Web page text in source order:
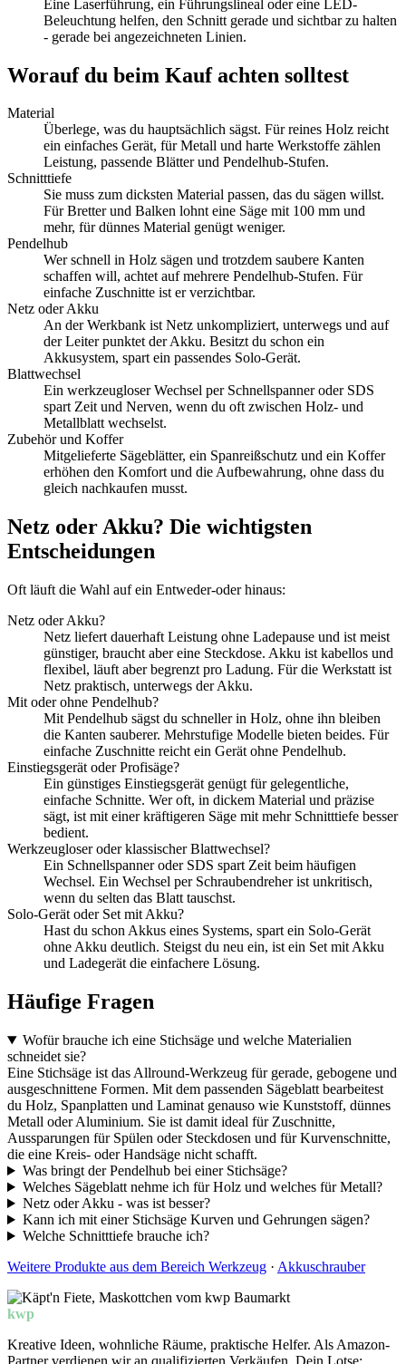
Eine Laserführung, ein Führungslineal oder eine LED-
Beleuchtung helfen, den Schnitt gerade und sichtbar zu halten
- gerade bei angezeichneten Linien.
Worauf du beim Kauf achten solltest
Material
Überlege, was du hauptsächlich sägst. Für reines Holz reicht
ein einfaches Gerät, für Metall und harte Werkstoffe zählen
Leistung, passende Blätter und Pendelhub-Stufen.
Schnitttiefe
Sie muss zum dicksten Material passen, das du sägen willst.
Für Bretter und Balken lohnt eine Säge mit 100 mm und
mehr, für dünnes Material genügt weniger.
Pendelhub
Wer schnell in Holz sägen und trotzdem saubere Kanten
schaffen will, achtet auf mehrere Pendelhub-Stufen. Für
einfache Zuschnitte ist er verzichtbar.
Netz oder Akku
An der Werkbank ist Netz unkompliziert, unterwegs und auf
der Leiter punktet der Akku. Besitzt du schon ein
Akkusystem, spart ein passendes Solo-Gerät.
Blattwechsel
Ein werkzeugloser Wechsel per Schnellspanner oder SDS
spart Zeit und Nerven, wenn du oft zwischen Holz- und
Metallblatt wechselst.
Zubehör und Koffer
Mitgelieferte Sägeblätter, ein Spanreißschutz und ein Koffer
erhöhen den Komfort und die Aufbewahrung, ohne dass du
gleich nachkaufen musst.
Netz oder Akku? Die wichtigsten
Entscheidungen
Oft läuft die Wahl auf ein Entweder-oder hinaus:
Netz oder Akku?
Netz liefert dauerhaft Leistung ohne Ladepause und ist meist
günstiger, braucht aber eine Steckdose. Akku ist kabellos und
flexibel, läuft aber begrenzt pro Ladung. Für die Werkstatt ist
Netz praktisch, unterwegs der Akku.
Mit oder ohne Pendelhub?
Mit Pendelhub sägst du schneller in Holz, ohne ihn bleiben
die Kanten sauberer. Mehrstufige Modelle bieten beides. Für
einfache Zuschnitte reicht ein Gerät ohne Pendelhub.
Einstiegsgerät oder Profisäge?
Ein günstiges Einstiegsgerät genügt für gelegentliche,
einfache Schnitte. Wer oft, in dickem Material und präzise
sägt, ist mit einer kräftigeren Säge mit mehr Schnitttiefe besser
bedient.
Werkzeugloser oder klassischer Blattwechsel?
Ein Schnellspanner oder SDS spart Zeit beim häufigen
Wechsel. Ein Wechsel per Schraubendreher ist unkritisch,
wenn du selten das Blatt tauschst.
Solo-Gerät oder Set mit Akku?
Hast du schon Akkus eines Systems, spart ein Solo-Gerät
ohne Akku deutlich. Steigst du neu ein, ist ein Set mit Akku
und Ladegerät die einfachere Lösung.
Häufige Fragen
Wofür brauche ich eine Stichsäge und welche Materialien
schneidet sie?
Eine Stichsäge ist das Allround-Werkzeug für gerade, gebogene und
ausgeschnittene Formen. Mit dem passenden Sägeblatt bearbeitest
du Holz, Spanplatten und Laminat genauso wie Kunststoff, dünnes
Metall oder Aluminium. Sie ist damit ideal für Zuschnitte,
Aussparungen für Spülen oder Steckdosen und für Kurvenschnitte,
die eine Kreis- oder Handsäge nicht schafft.
Was bringt der Pendelhub bei einer Stichsäge?
Welches Sägeblatt nehme ich für Holz und welches für Metall?
Netz oder Akku - was ist besser?
Kann ich mit einer Stichsäge Kurven und Gehrungen sägen?
Welche Schnitttiefe brauche ich?
Weitere Produkte aus dem Bereich Werkzeug · Akkuschrauber
kwp
Kreative Ideen, wohnliche Räume, praktische Helfer. Als Amazon-
Partner verdienen wir an qualifizierten Verkäufen. Dein Lotse: